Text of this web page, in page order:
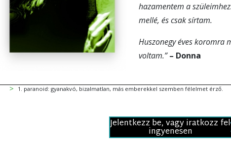
hazamentem a
mellé, és csak sírtam.
Huszonegy éves koromra
voltam.” – Donna
1 paranoid: gyanakvó, bizalmatlan, más emberekkel szemben félelmet érző.
Jelentkezz be, vagy iratkozz fel
ingyenesen